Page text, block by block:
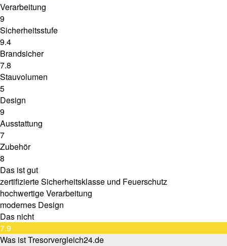
Verarbeitung
9
Sicherheitsstufe
9.4
Brandsicher
7.8
Stauvolumen
5
Design
9
Ausstattung
7
Zubehör
8
Das ist gut
zertifizierte Sicherheitsklasse und Feuerschutz
hochwertige Verarbeitung
modernes Design
Das nicht
7.9
Was ist Tresorvergleich24.de